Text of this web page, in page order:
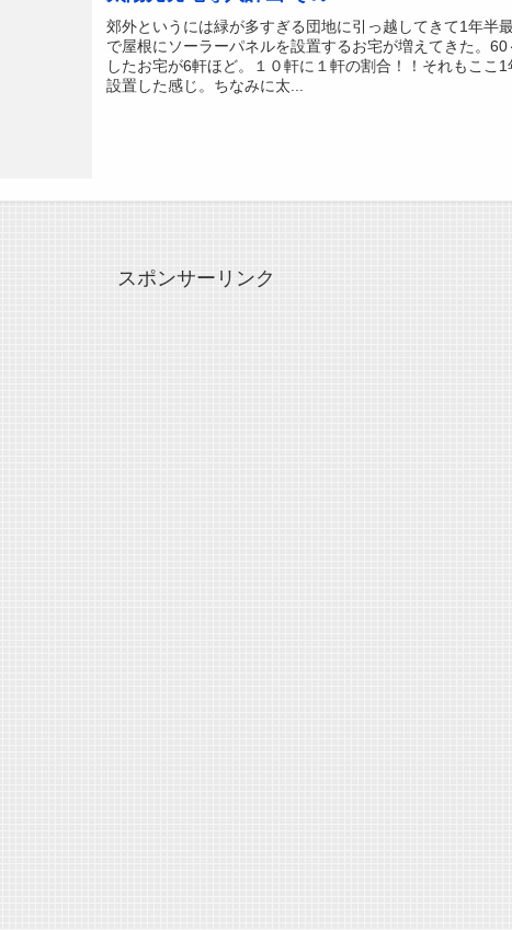
郊外というには緑が多すぎる団地に引っ越してきて1年半
で屋根にソーラーパネルを設置するお宅が増えてきた。
したお宅が6軒ほど。１０軒に１軒の割合！！それもここ
設置した感じ。ちなみに太...
スポンサーリンク